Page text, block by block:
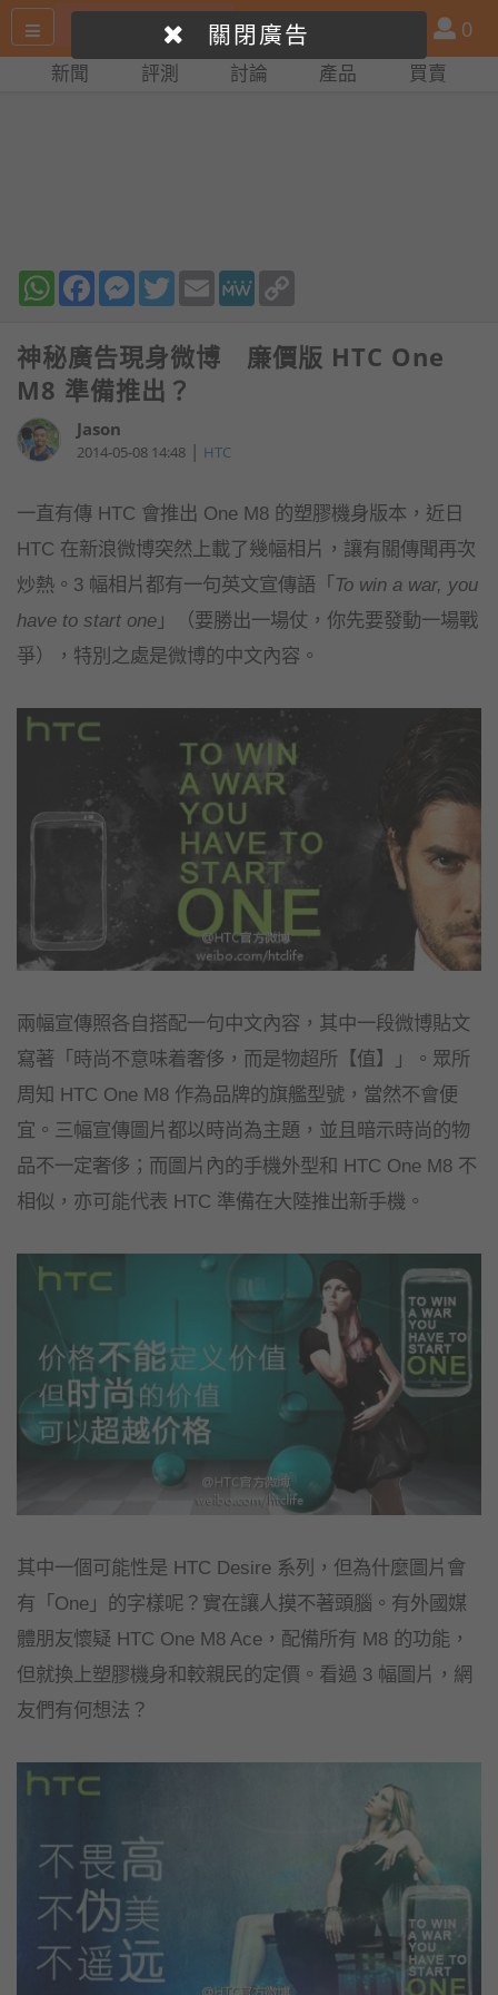
尋
產
品
比
會
員
0
新聞 評測 討論 產品 買賣
WhatsAppFacebookMessenger
TwitterEmail MeWe
神秘廣告現身微博 廉價版 HTC One
M8 準備推出？
Jason
2014-05-08 14:48 | HTC
一直有傳 HTC 會推出 One M8 的塑膠機身版本，近日
HTC 在新浪微博突然上載了幾幅相片，讓有關傳聞再次
炒熱。3 幅相片都有一句英文宣傳語「 To win a war, you
have to start one 」（要勝出一場仗，你先要發動一場戰
爭），特別之處是微博的中文內容。
兩幅宣傳照各自搭配一句中文內容，其中一段微博貼文
寫著「時尚不意味着奢侈，而是物超所【值】」。眾所
周知 HTC One M8 作為品牌的旗艦型號，當然不會便
宜。三幅宣傳圖片都以時尚為主題，並且暗示時尚的物
品不一定奢侈；而圖片內的手機外型和 HTC One M8 不
相似，亦可能代表 HTC 準備在大陸推出新手機。
關閉廣告
其中一個可能性是 HTC Desire 系列，但為什麼圖片會
有「One」的字樣呢？實在讓人摸不著頭腦。有外國媒
體朋友懷疑 HTC One M8 Ace，配備所有 M8 的功能，
但就換上塑膠機身和較親民的定價。看過 3 幅圖片，網
友們有何想法？